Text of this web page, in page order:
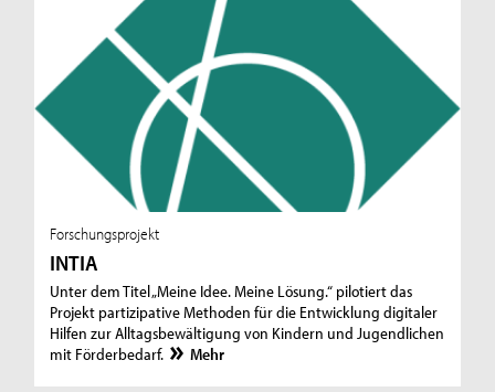
Forschungsprojekt
INTIA
Unter dem Titel „Meine Idee. Meine Lösung.“ pilotiert das
Projekt partizipative Methoden für die Entwicklung digitaler
Hilfen zur Alltagsbewältigung von Kindern und Jugendlichen
mit Förderbedarf.
Mehr